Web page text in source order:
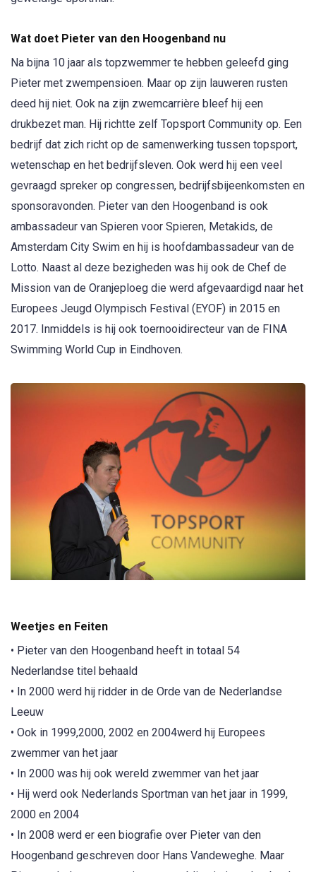
Wat doet Pieter van den Hoogenband nu
Na bijna 10 jaar als topzwemmer te hebben geleefd ging
Pieter met zwempensioen. Maar op zijn lauweren rusten
deed hij niet. Ook na zijn zwemcarrière bleef hij een
drukbezet man. Hij richtte zelf Topsport Community op. Een
bedrijf dat zich richt op de samenwerking tussen topsport,
wetenschap en het bedrijfsleven. Ook werd hij een veel
gevraagd spreker op congressen, bedrijfsbijeenkomsten en
sponsoravonden. Pieter van den Hoogenband is ook
ambassadeur van Spieren voor Spieren, Metakids, de
Amsterdam City Swim en hij is hoofdambassadeur van de
Lotto. Naast al deze bezigheden was hij ook de Chef de
Mission van de Oranjeploeg die werd afgevaardigd naar het
Europees Jeugd Olympisch Festival (EYOF) in 2015 en
2017. Inmiddels is hij ook toernooidirecteur van de FINA
Swimming World Cup in Eindhoven.
Weetjes en Feiten
• Pieter van den Hoogenband heeft in totaal 54
Nederlandse titel behaald
• In 2000 werd hij ridder in de Orde van de Nederlandse
Leeuw
• Ook in 1999,2000, 2002 en 2004werd hij Europees
zwemmer van het jaar
• In 2000 was hij ook wereld zwemmer van het jaar
• Hij werd ook Nederlands Sportman van het jaar in 1999,
2000 en 2004
• In 2008 werd er een biografie over Pieter van den
Hoogenband geschreven door Hans Vandeweghe. Maar